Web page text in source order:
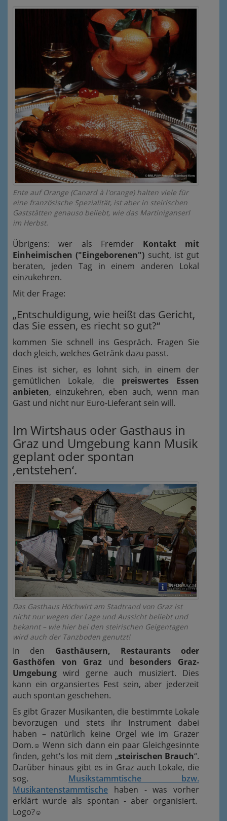
Ente auf Orange (Canard à l'orange) halten viele für
eine französische Spezialität, ist aber in steirischen
Gaststätten genauso beliebt, wie das Martiniganserl
im Herbst.
Übrigens: wer als Fremder Kontakt mit
Einheimischen ("Eingeborenen") sucht, ist gut
beraten, jeden Tag in einem anderen Lokal
einzukehren.
Mit der Frage:
„Entschuldigung, wie heißt das Gericht,
das Sie essen, es riecht so gut?“
kommen Sie schnell ins Gespräch. Fragen Sie
doch gleich, welches Getränk dazu passt.
Eines ist sicher, es lohnt sich, in einem der
gemütlichen Lokale, die preiswertes Essen
anbieten, einzukehren, eben auch, wenn man
Gast und nicht nur Euro-Lieferant sein will.
Im Wirtshaus oder Gasthaus in
Graz und Umgebung kann Musik
geplant oder spontan
‚entstehen‘.
Das Gasthaus Höchwirt am Stadtrand von Graz ist
nicht nur wegen der Lage und Aussicht beliebt und
bekannt – wie hier bei den steirischen Geigentagen
wird auch der Tanzboden genutzt!
In den Gasthäusern, Restaurants oder
Gasthöfen von Graz und besonders Graz-
Umgebung wird gerne auch musiziert. Dies
kann ein organsiertes Fest sein, aber jederzeit
auch spontan geschehen.
Es gibt Grazer Musikanten, die bestimmte Lokale
bevorzugen und stets ihr Instrument dabei
haben – natürlich keine Orgel wie im Grazer
Dom. ☺ Wenn sich dann ein paar Gleichgesinnte
finden, geht's los mit dem „steirischen Brauch“.
Darüber hinaus gibt es in Graz auch Lokale, die
sog. Musikstammtische bzw.
Musikantenstammtische haben - was vorher
erklärt wurde als spontan - aber organisiert.
Logo?☺